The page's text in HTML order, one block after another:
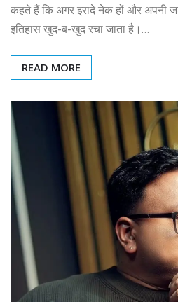
कहते हैं कि अगर इरादे नेक हों और अपनी
इतिहास खुद-ब-खुद रचा जाता है।…
READ MORE